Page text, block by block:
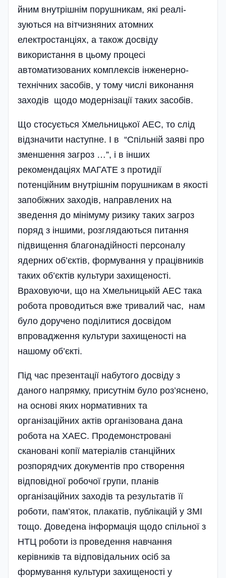
йним внутрішнім порушникам, які реалі­
зуються на вітчизняних атомних
електростанціях, а також досвіду
використання в цьому процесі
автоматизованих комплексів інженерно-
технічних засобів, у тому числі виконання
заходів щодо модернізації таких засобів.
Що стосується Хмельницької АЕС, то слід
відзначити наступне. І в “Спільній заяві про
зменшення загроз …”, і в інших
рекомендаціях МАГАТЕ з протидії
потенційним внутрішнім порушникам в якості
запобіжних заходів, направлених на
зведення до мінімуму ризику таких загроз
поряд з іншими, розглядаються питання
підвищення благонадійності персоналу
ядерних об’єктів, формування у працівників
таких об’єктів культури захищеності.
Враховуючи, що на Хмельницькій АЕС така
робота проводиться вже тривалий час, нам
було доручено поділитися досвідом
впровадження культури захищеності на
нашому об’єкті.
Під час презентації набутого досвіду з
даного напрямку, присутнім було роз’яснено,
на основі яких нормативних та
організаційних актів організована дана
робота на ХАЕС. Продемонстровані
скановані копії матеріалів станційних
розпорядчих документів про створення
відповідної робочої групи, планів
організаційних заходів та результатів її
роботи, пам’яток, плакатів, публікацій у ЗМІ
тощо. Доведена інформація щодо спільної з
НТЦ роботи із проведення навчання
керівників та відповідальних осіб за
формування культури захищеності у